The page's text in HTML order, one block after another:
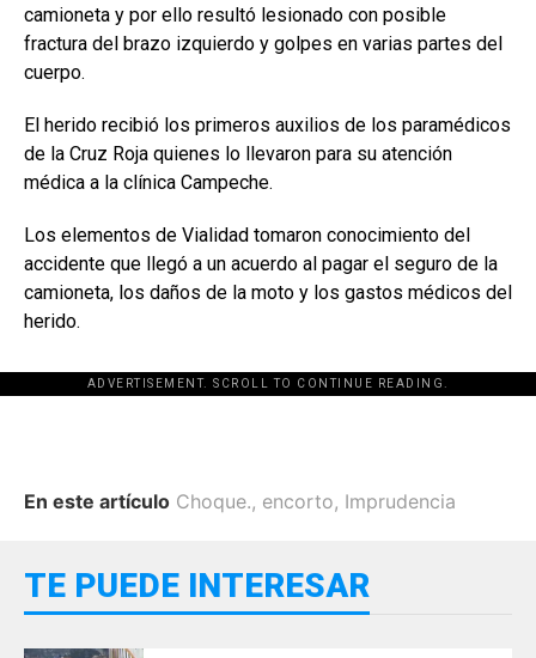
camioneta y por ello resultó lesionado con posible
fractura del brazo izquierdo y golpes en varias partes del
cuerpo.
El herido recibió los primeros auxilios de los paramédicos
de la Cruz Roja quienes lo llevaron para su atención
médica a la clínica Campeche.
Los elementos de Vialidad tomaron conocimiento del
accidente que llegó a un acuerdo al pagar el seguro de la
camioneta, los daños de la moto y los gastos médicos del
herido.
ADVERTISEMENT. SCROLL TO CONTINUE READING.
En este artículo Choque., encorto, Imprudencia
TE PUEDE INTERESAR